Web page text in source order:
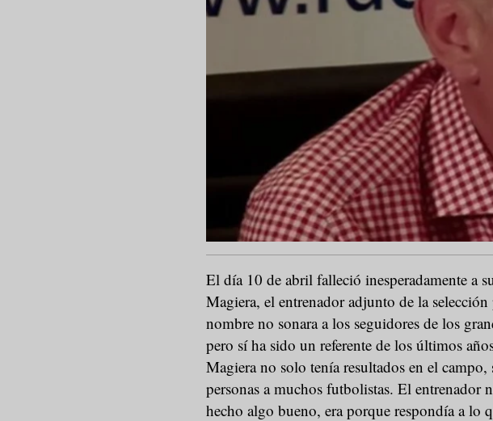
El día 10 de abril falleció inesperadamente a
Magiera, el entrenador adjunto de la
nombre no sonara a los seguidores de los
pero sí ha sido un referente de los últimos
Magiera no solo tenía resultados en el
personas a muchos futbolistas. El entrenador
hecho algo bueno, era porque respondía a lo